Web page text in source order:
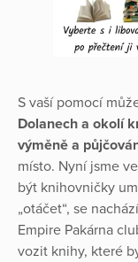
S vaší pomocí
Dolanech a okolí
výměně a
místo. Nyní jsme
být knihovničky
„otáčet“, se
Empire Pakárna
vozit knihy, které